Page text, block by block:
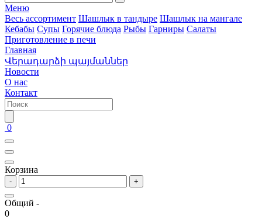
Меню
Весь ассортимент Шашлык в тандыре Шашлык на мангале
Кебабы Супы Горячие блюда Рыбы Гарниры Салаты
Приготовление в печи
Главная
Վերադարձի պայմաններ
Новости
О нас
Контакт
0
Корзина
- +
Общий -
0